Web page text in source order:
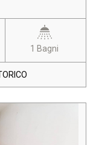
1 Bagni